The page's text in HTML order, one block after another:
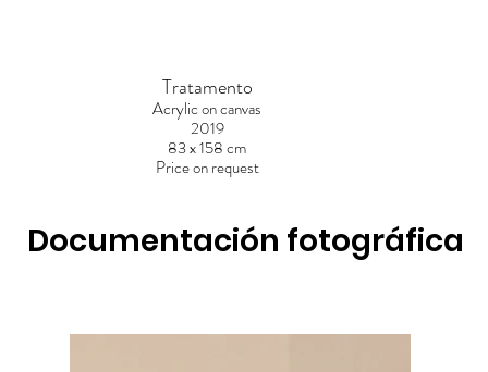
Tratamento
Acrylic on canvas
2019
83 x 158 cm
Price on request
Documentación fotográfica